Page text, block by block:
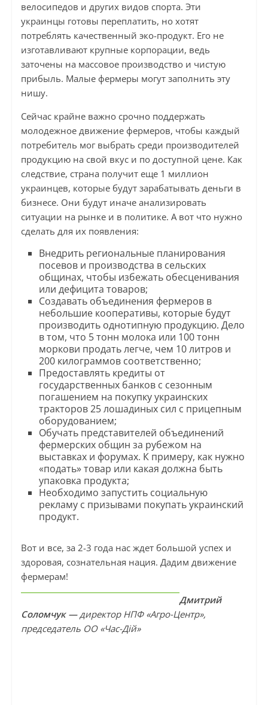
велосипедов и других видов спорта. Эти
украинцы готовы переплатить, но хотят
потреблять качественный эко-продукт. Его не
изготавливают крупные корпорации, ведь
заточены на массовое производство и чистую
прибыль. Малые фермеры могут заполнить эту
нишу.
Сейчас крайне важно срочно поддержать
молодежное движение фермеров, чтобы каждый
потребитель мог выбрать среди производителей
продукцию на свой вкус и по доступной цене. Как
следствие, страна получит еще 1 миллион
украинцев, которые будут зарабатывать деньги в
бизнесе. Они будут иначе анализировать
ситуации на рынке и в политике. А вот что нужно
сделать для их появления:
Внедрить региональные планирования
посевов и производства в сельских
общинах, чтобы избежать обесценивания
или дефицита товаров;
Создавать объединения фермеров в
небольшие кооперативы, которые будут
производить однотипную продукцию. Дело
в том, что 5 тонн молока или 100 тонн
моркови продать легче, чем 10 литров и
200 килограммов соответственно;
Предоставлять кредиты от
государственных банков с сезонным
погашением на покупку украинских
тракторов 25 лошадиных сил с прицепным
оборудованием;
Обучать представителей объединений
фермерских общин за рубежом на
выставках и форумах. К примеру, как нужно
«подать» товар или какая должна быть
упаковка продукта;
Необходимо запустить социальную
рекламу с призывами покупать украинский
продукт.
Вот и все, за 2-3 года нас ждет большой успех и
здоровая, сознательная нация. Дадим движение
фермерам!
Дмитрий
Соломчук —директор НПФ «Агро-Центр»,
председатель ОО «Час-Дій»